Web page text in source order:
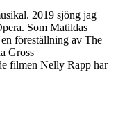
2019 sjöng jag
Som Matildas
föreställning av The
Gross
filmen Nelly Rapp har